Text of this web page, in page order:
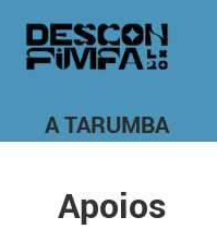
A TARUMBA
Apoios